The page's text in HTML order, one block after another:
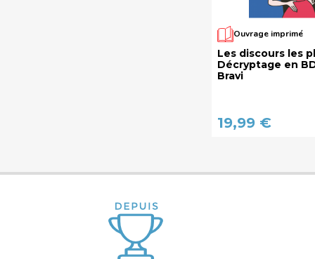
Ouvrage imprimé
Les discours les
Décryptage en
Bravi
19,99 €